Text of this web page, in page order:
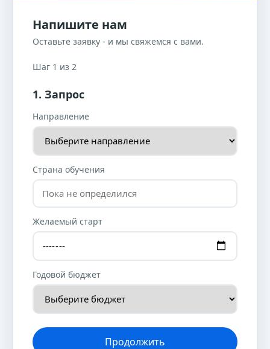
Напишите нам
Оставьте заявку - и мы свяжемся с вами.
Шаг 1 из 2
1. Запрос
Направление
Страна обучения
Желаемый старт
Годовой бюджет
Продолжить